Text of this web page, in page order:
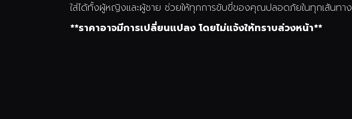
ใส่ได้ทั้งผู้หญิงและผู้ชาย ช่วยให้ทุกการขับขี่ของคุณปลอดภัยในทุกเส้นทาง
**ราคาอาจมีการเปลี่ยนแปลง โดยไม่แจ้งให้ทราบล่วงหน้า**